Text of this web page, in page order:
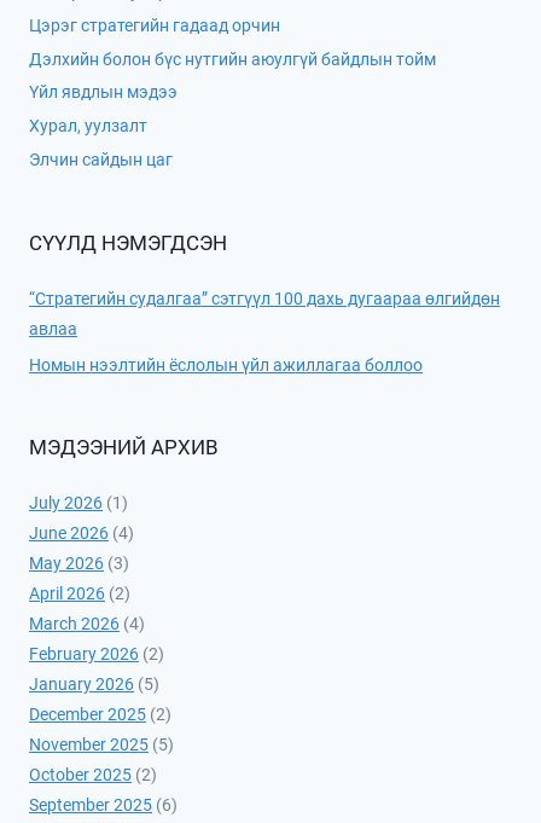
Цэрэг стратегийн гадаад орчин
Дэлхийн болон бүс нутгийн аюулгүй байдлын тойм
Үйл явдлын мэдээ
Хурал, уулзалт
Элчин сайдын цаг
СҮҮЛД НЭМЭГДСЭН
“Стратегийн судалгаа” сэтгүүл 100 дахь дугаараа өлгийдөн
авлаа
Номын нээлтийн ёслолын үйл ажиллагаа боллоо
МЭДЭЭНИЙ АРХИВ
July 2026 (1)
June 2026 (4)
May 2026 (3)
April 2026 (2)
March 2026 (4)
February 2026 (2)
January 2026 (5)
December 2025 (2)
November 2025 (5)
October 2025 (2)
September 2025 (6)